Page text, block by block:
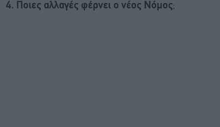
4. Ποιες αλλαγές φέρνει ο νέος Νόμος;